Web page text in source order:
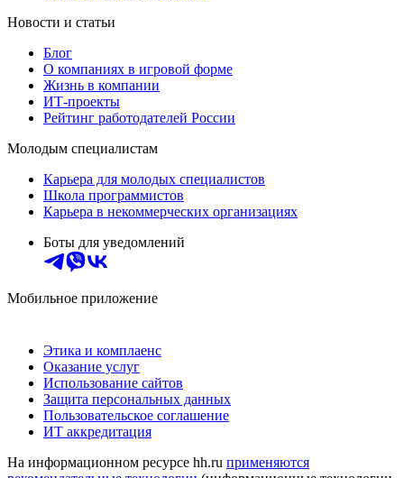
Новости и статьи
Блог
О компаниях в игровой форме
Жизнь в компании
ИТ-проекты
Рейтинг работодателей России
Молодым специалистам
Карьера для молодых специалистов
Школа программистов
Карьера в некоммерческих организациях
Боты для уведомлений
Мобильное приложение
Этика и комплаенс
Оказание услуг
Использование сайтов
Защита персональных данных
Пользовательское соглашение
ИТ аккредитация
На информационном ресурсе hh.ru применяются